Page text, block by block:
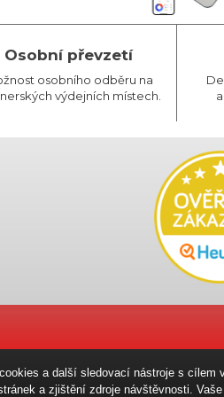
Osobní převzetí
osobního odběru na
výdejních místech.
a další sledovací nástroje s
a zjištění zdroje návštěvnosti.